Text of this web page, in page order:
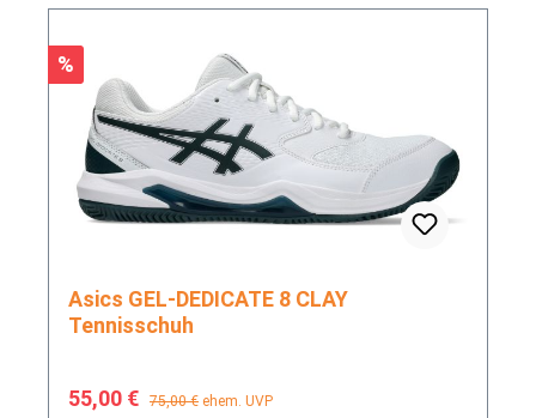
Rabatt
%
Asics GEL-DEDICATE 8 CLAY
Tennisschuh
Verkaufspreis:
55,00 € Regulärer Preis:
75,00 € ehem. UVP